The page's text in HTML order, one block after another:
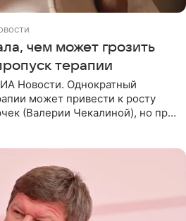
чем может грозить
терапии
Новости. Однократный
может привести к росту
(Валерии Чекалиной), но при